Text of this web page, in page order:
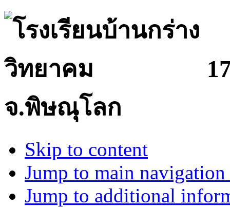
จ.พิษณุโลก
Skip to content
Jump to main
Jump to additional